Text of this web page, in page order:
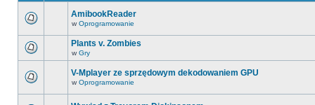
AmibookReader
w Oprogramowanie
Plants v. Zombies
w Gry
V-Mplayer ze sprzędowym dekodowaniem GPU
w Oprogramowanie